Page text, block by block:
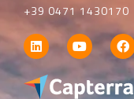
+39 0471 1430170